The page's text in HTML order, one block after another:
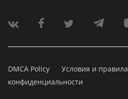
DMCA Policy Условия и правила
конфиденциальности